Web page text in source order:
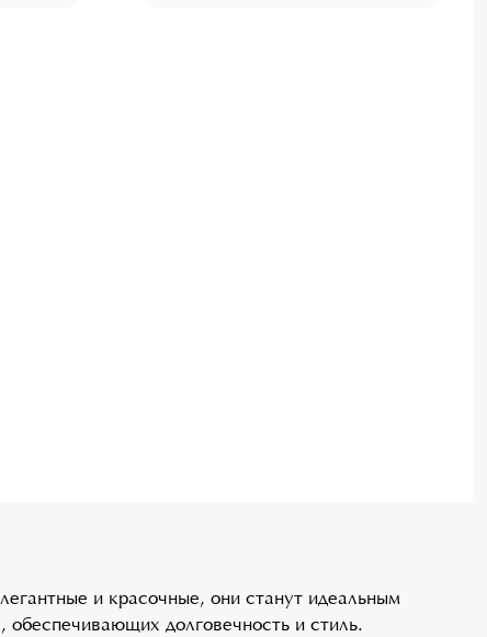
и красочные, они станут идеальным
долговечность и стиль.